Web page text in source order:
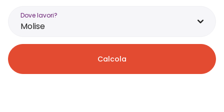
Dove lavori?
Molise
Calcola